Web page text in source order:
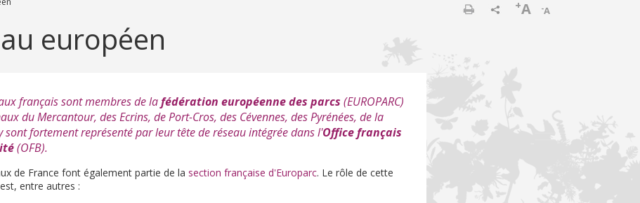
-A
+A
européen
français sont membres de lafédération européenne des parcs (EUROPARC)
du Mercantour, des Ecrins, de Port-Cros, des Cévennes, des Pyrénées, de la
sont fortement représenté par leur tête de réseau intégrée dans l'Office français
(OFB).
de France font également partie de la section française d'Europarc. Le rôle de cette
entre autres :